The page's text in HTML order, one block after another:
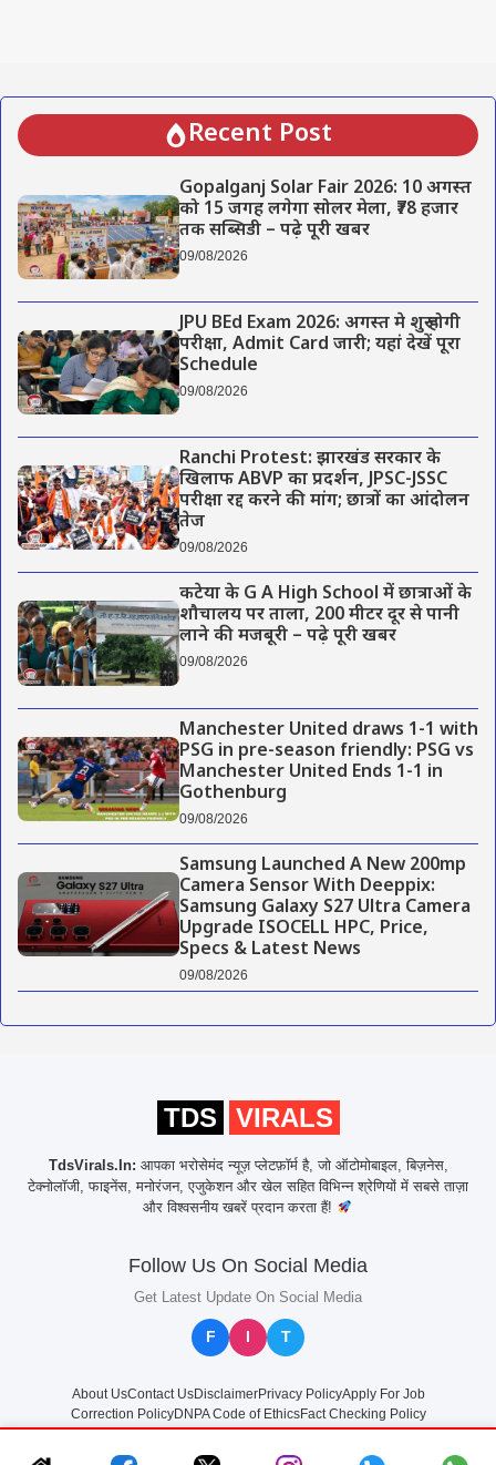
Recent Post
Gopalganj Solar Fair 2026: 10 अगस्त
को 15 जगह लगेगा सोलर मेला, ₹78 हजार
तक सब्सिडी – पढ़े पूरी खबर
09/08/2026
JPU BEd Exam 2026: अगस्त मे शुरू होगी
परीक्षा, Admit Card जारी; यहां देखें पूरा
Schedule
09/08/2026
Ranchi Protest: झारखंड सरकार के
खिलाफ ABVP का प्रदर्शन, JPSC-JSSC
परीक्षा रद्द करने की मांग; छात्रों का आंदोलन
तेज
09/08/2026
कटेया के G A High School में छात्राओं के
शौचालय पर ताला, 200 मीटर दूर से पानी
लाने की मजबूरी – पढ़े पूरी खबर
09/08/2026
Manchester United draws 1-1 with
PSG in pre-season friendly: PSG vs
Manchester United Ends 1-1 in
Gothenburg
09/08/2026
Samsung Launched A New 200mp
Camera Sensor With Deeppix:
Samsung Galaxy S27 Ultra Camera
Upgrade ISOCELL HPC, Price,
Specs & Latest News
09/08/2026
TDS VIRALS
TdsVirals.In: आपका भरोसेमंद न्यूज़ प्लेटफ़ॉर्म है, जो ऑटोमोबाइल, बिज़नेस,
टेक्नोलॉजी, फाइनेंस, मनोरंजन, एजुकेशन और खेल सहित विभिन्न श्रेणियों में सबसे ताज़ा
और विश्वसनीय खबरें प्रदान करता हैं!
Follow Us On Social Media
Get Latest Update On Social Media
F I T
About UsContact UsDisclaimerPrivacy PolicyApply For Job
Correction PolicyDNPA Code of EthicsFact Checking Policy
© 2025 TdsVirals.In All rights reserved